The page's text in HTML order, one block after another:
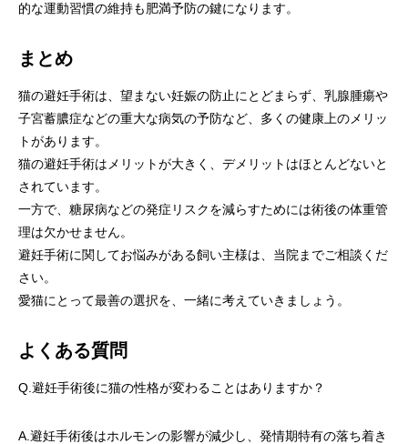
的な運動習慣の維持も肥満予防の鍵になります。
まとめ
猫の避妊手術は、望まない妊娠の防止にとどまらず、乳腺腫瘍や
子宮蓄膿症などの重大な病気の予防など、多くの健康上のメリッ
トがあります。
猫の避妊手術はメリットが大きく、デメリットはほとんどないと
されています。
一方で、糖尿病などの発症リスクを減らすためには術後の体重管
理は欠かせません。
避妊手術に関してお悩みがある飼い主様は、当院までご相談くだ
さい。
愛猫にとって最善の選択を、一緒に考えていきましょう。
よくある質問
Q.避妊手術後に猫の性格が変わることはありますか？
A.避妊手術後はホルモンの影響が減少し、発情期特有の落ち着き